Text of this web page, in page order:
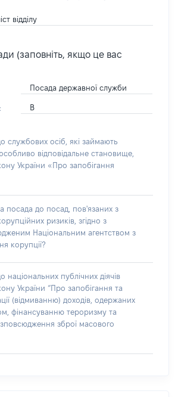
відділу
(заповніть, якщо це вас
Посада державної служби
В
службових осіб, які займають
відповідальне становище,
України «Про запобігання
посада до посад, пов'язаних з
ризиків, згідно з
Національним агентством з
корупції?
національних публічних діячів
України “Про запобігання та
(відмиванню) доходів, одержаних
фінансуванню тероризму та
зброї масового